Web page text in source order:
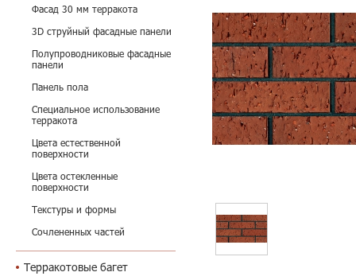
Фасад 30 мм терракота
3D струйный фасадные панели
Полупроводниковые фасадные
панели
Панель пола
Специальное использование
терракота
Цвета естественной
поверхности
Цвета остекленные
поверхности
Текстуры и формы
Сочлененных частей
Терракотовые багет